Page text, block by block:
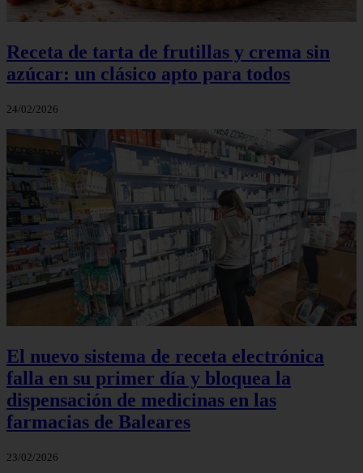
Receta de tarta de frutillas y crema sin
azúcar: un clásico apto para todos
24/02/2026
El nuevo sistema de receta electrónica
falla en su primer día y bloquea la
dispensación de medicinas en las
farmacias de Baleares
23/02/2026